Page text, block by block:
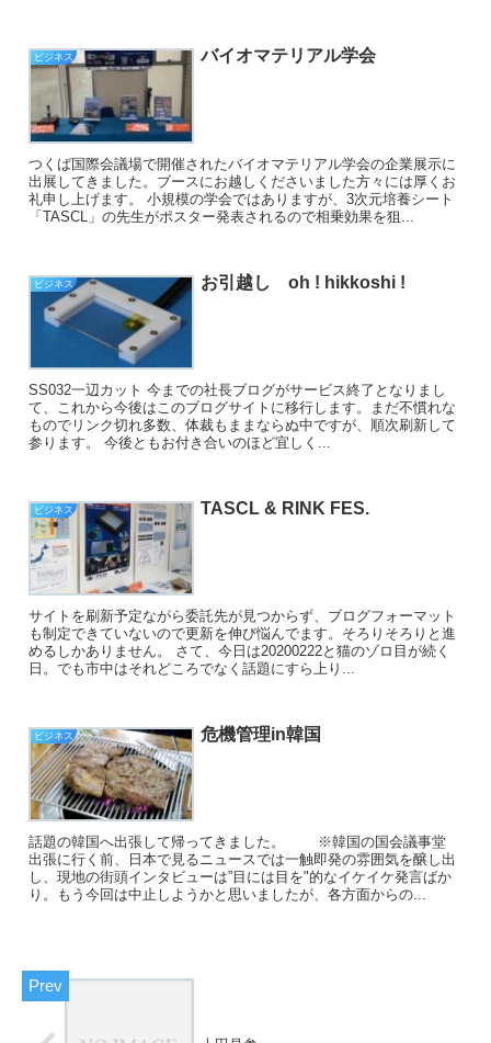
ビジネス バイオマテリアル学会
つくば国際会議場で開催されたバイオマテリアル学会の企業展示に
出展してきました。ブースにお越しくださいました方々には厚くお
礼申し上げます。 小規模の学会ではありますが、3次元培養シート
「TASCL」の先生がポスター発表されるので相乗効果を狙...
ビジネス お引越し oh ! hikkoshi !
SS032一辺カット 今までの社長ブログがサービス終了となりまし
て、これから今後はこのブログサイトに移行します。まだ不慣れな
ものでリンク切れ多数、体裁もままならぬ中ですが、順次刷新して
参ります。 今後ともお付き合いのほど宜しく...
ビジネス TASCL & RINK FES.
サイトを刷新予定ながら委託先が見つからず、ブログフォーマット
も制定できていないので更新を伸び悩んでます。そろりそろりと進
めるしかありません。 さて、今日は20200222と猫のゾロ目が続く
日。でも市中はそれどころでなく話題にすら上り...
ビジネス 危機管理in韓国
話題の韓国へ出張して帰ってきました。 ※韓国の国会議事堂
出張に行く前、日本で見るニュースでは一触即発の雰囲気を醸し出
し、現地の街頭インタビューは”目には目を"的なイケイケ発言ばか
り。もう今回は中止しようかと思いましたが、各方面からの...